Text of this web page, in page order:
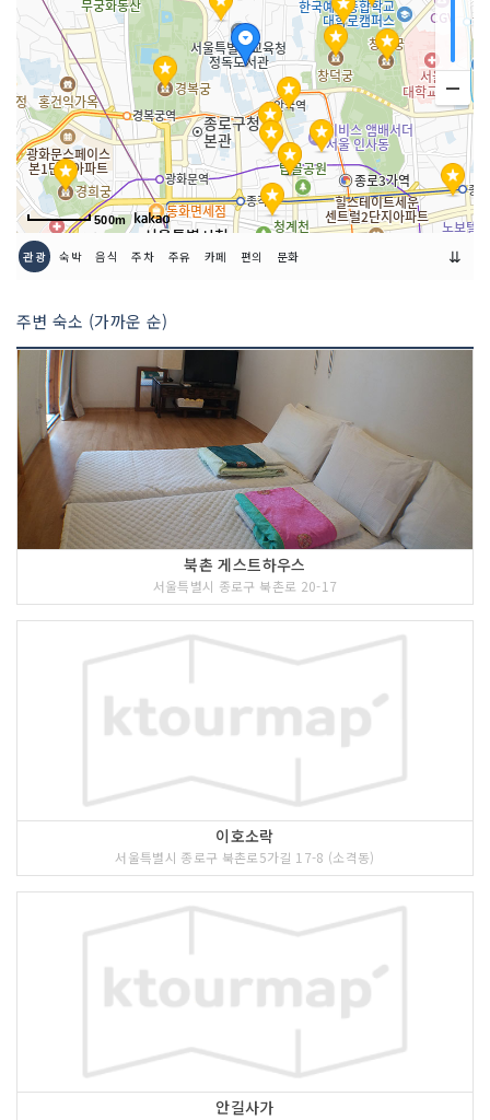
500m
관광 숙박 음식 주차 주유 카페 편의 문화 ⇊
주변 숙소 (가까운 순)
북촌 게스트하우스
서울특별시 종로구 북촌로 20-17
이호소락
서울특별시 종로구 북촌로5가길 17-8 (소격동)
안길사가